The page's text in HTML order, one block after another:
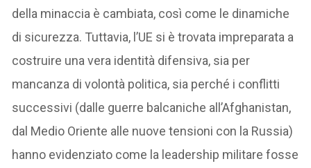
della minaccia è cambiata, così come le dinamiche
di sicurezza. Tuttavia, l’UE si è trovata impreparata a
costruire una vera identità difensiva, sia per
mancanza di volontà politica, sia perché i conflitti
successivi (dalle guerre balcaniche all’Afghanistan,
dal Medio Oriente alle nuove tensioni con la Russia)
hanno evidenziato come la leadership militare fosse